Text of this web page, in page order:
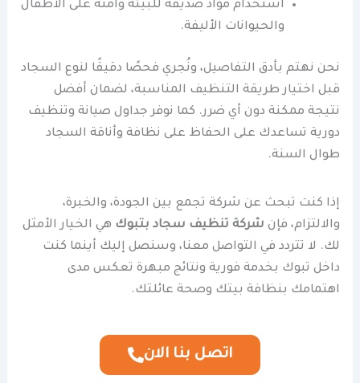
استخدام مواد صديقة للبيئة وآمنة على الأطفال
والحيوانات الأليفة.
نحن نهتم بأدق التفاصيل، ونُجري فحصًا دقيقًا لنوع السجاد
قبل اختيار طريقة التنظيف المناسبة، لضمان أفضل
نتيجة ممكنة دون أي ضرر. كما نوفر جداول صيانة وتنظيف
دورية تساعدك على الحفاظ على نظافة وأناقة السجاد
طوال السنة.
إذا كنت تبحث عن شركة تجمع بين الجودة، والخبرة،
والالتزام، فإن شركة تنظيف سجاد بتبوك هي الخيار الأمثل
لك. لا تتردد في التواصل معنا، وسنصل إليك أينما كنت
داخل تبوك بخدمة فورية ونتائج مبهرة تعكس مدى
اهتمامك بنظافة بيتك وصحة عائلتك.
اتصل بنا الان